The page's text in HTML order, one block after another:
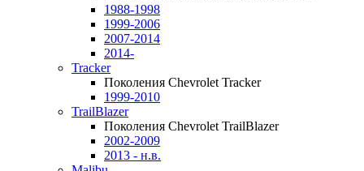
1988-1998
1999-2006
2007-2014
2014-
Tracker
Поколения Chevrolet Tracker
1999-2010
TrailBlazer
Поколения Chevrolet TrailBlazer
2002-2009
2013 - н.в.